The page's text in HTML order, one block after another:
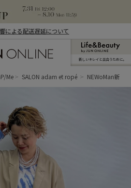
による配送遅延について
新しいキレイと出合うために。
Me SALON adam et ropé NEWoMan新宿